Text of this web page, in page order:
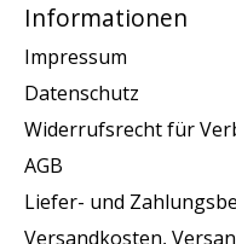
Informationen
Impressum
Datenschutz
Widerrufsrecht für
AGB
Liefer- und
Versandkosten,